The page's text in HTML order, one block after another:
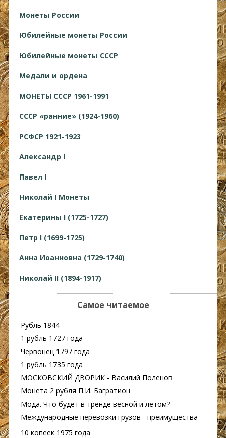
Монеты России
Юбилейные монеты России
Юбилейные монеты СССР
Медали и ордена
МОНЕТЫ СССР 1961-1991
СССР «ранние» (1924-1960)
РСФСР 1921-1923
Александр I
Павел I
Николай I Монеты
Екатерины I (1725-1727)
Петр I (1699-1725)
Анна Иоанновна (1729-1740)
Николай II (1894-1917)
Самое читаемое
Рубль 1844
1 рубль 1727 года
Червонец 1797 года
1 рубль 1735 года
МОСКОВСКИЙ ДВОРИК - Василий Поленов
Монета 2 рубля П.И. Багратион
Мода. Что будет в тренде весной и летом?
Международные перевозки грузов - преимущества
10 копеек 1975 года